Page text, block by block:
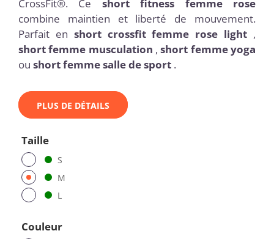
CrossFit®. Ce short fitness femme rose
combine maintien et liberté de mouvement.
Parfait en short crossfit femme rose light ,
short femme musculation ,short femme yoga
ou short femme salle de sport .
PLUS DE DÉTAILS
Taille
S
M
L
Couleur